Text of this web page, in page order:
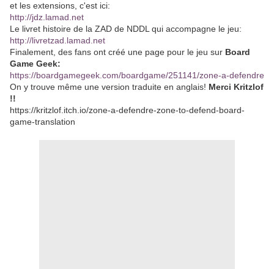
et les extensions, c'est ici:
http://jdz.lamad.net
Le livret histoire de la ZAD de NDDL qui accompagne le jeu:
http://livretzad.lamad.net
Finalement, des fans ont créé une page pour le jeu sur Board
Game Geek:
https://boardgamegeek.com/boardgame/251141/zone-a-defendre
On y trouve même une version traduite en anglais! Merci Kritzlof
!!
https://kritzlof.itch.io/zone-a-defendre-zone-to-defend-board-
game-translation